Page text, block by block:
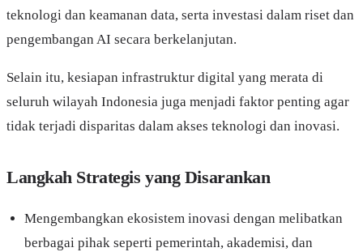
teknologi dan keamanan data, serta investasi dalam riset dan
pengembangan AI secara berkelanjutan.
Selain itu, kesiapan infrastruktur digital yang merata di
seluruh wilayah Indonesia juga menjadi faktor penting agar
tidak terjadi disparitas dalam akses teknologi dan inovasi.
Langkah Strategis yang Disarankan
Mengembangkan ekosistem inovasi dengan melibatkan
berbagai pihak seperti pemerintah, akademisi, dan